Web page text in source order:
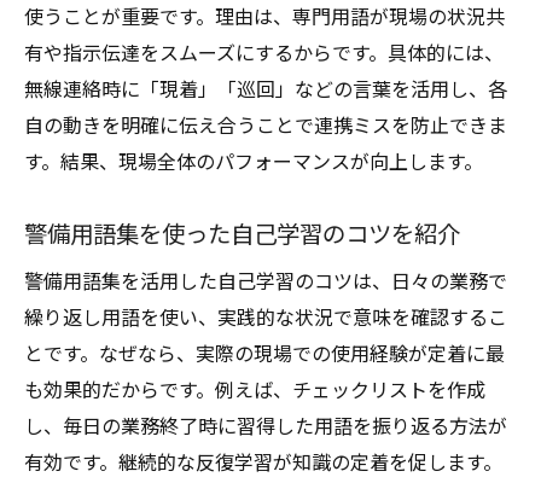
使うことが重要です。理由は、専門用語が現場の状況共
有や指示伝達をスムーズにするからです。具体的には、
無線連絡時に「現着」「巡回」などの言葉を活用し、各
自の動きを明確に伝え合うことで連携ミスを防止できま
す。結果、現場全体のパフォーマンスが向上します。
警備用語集を使った自己学習のコツを紹介
警備用語集を活用した自己学習のコツは、日々の業務で
繰り返し用語を使い、実践的な状況で意味を確認するこ
とです。なぜなら、実際の現場での使用経験が定着に最
も効果的だからです。例えば、チェックリストを作成
し、毎日の業務終了時に習得した用語を振り返る方法が
有効です。継続的な反復学習が知識の定着を促します。